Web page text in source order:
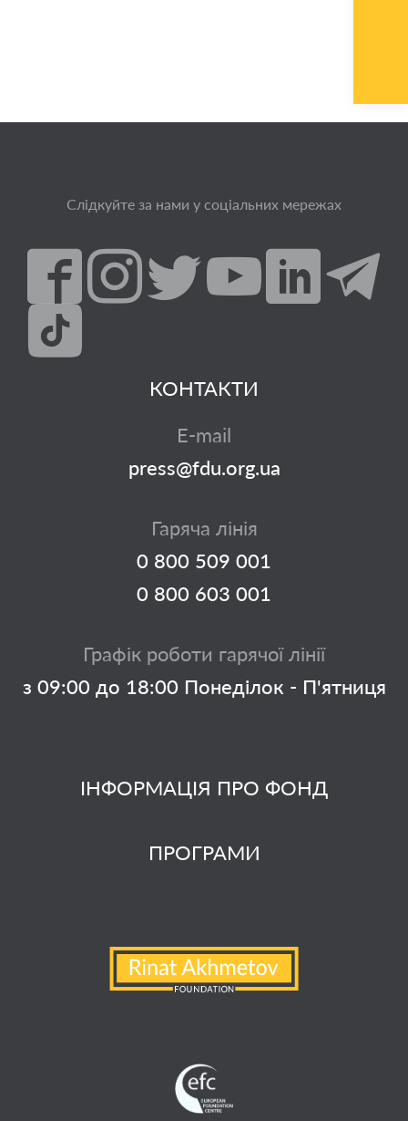
Слідкуйте за нами у соціальних мережах
ІНФОРМАЦІЯ ПРО ФОНД
ПРОГРАМИ
КОНТАКТИ
E-mail
press@fdu.org.ua
Гаряча лінія
0 800 509 001
0 800 603 001
Графік роботи гарячої лінії
з 09:00 до 18:00 Понеділок - П'ятниця